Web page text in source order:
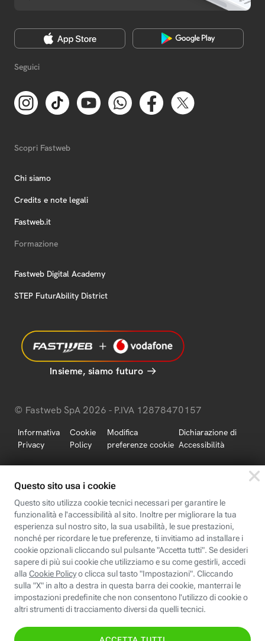
Seguici
Scopri Fastweb
Chi siamo
Credits e note legali
Fastweb.it
Formazione
Fastweb Digital Academy
STEP FuturAbility District
Insieme, siamo futuro
© Fastweb SpA 2026 - P.IVA 12878470157
Informativa
Privacy
Cookie
Policy
Modifica
preferenze cookie
Dichiarazione di
Accessibilità